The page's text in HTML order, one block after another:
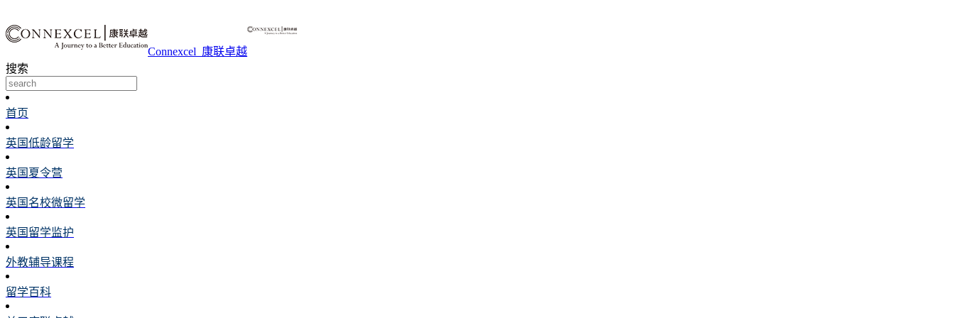
Connexcel_康联卓越
搜索
首页
英国低龄留学
英国夏令营
英国名校微留学
英国留学监护
外教辅导课程
留学百科